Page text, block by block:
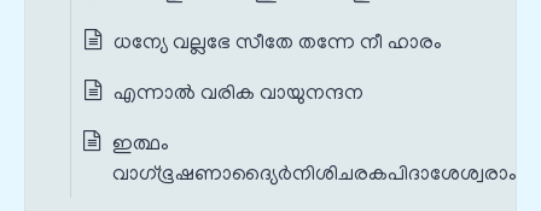
ധന്യേ വല്ലഭേ സീതേ തന്നേ നീ ഹാരം
എന്നാൽ വരിക വായുനന്ദന
ഇത്ഥം